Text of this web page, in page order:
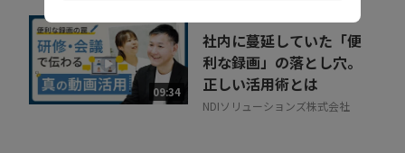
09:34
社内に蔓延していた「便
利な録画」の落とし穴。
正しい活用術とは
NDIソリューションズ株式会社